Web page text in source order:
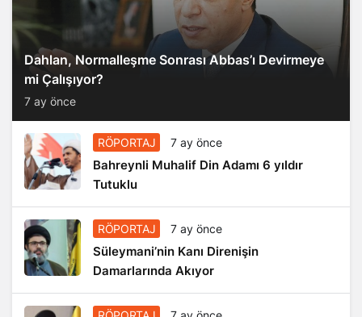
Dahlan, Normalleşme Sonrası Abbas’ı Devirmeye
mi Çalışıyor?
7 ay önce
RÖPORTAJ 7 ay önce
Bahreynli Muhalif Din Adamı 6 yıldır
Tutuklu
RÖPORTAJ 7 ay önce
Süleymani’nin Kanı Direnişin
Damarlarında Akıyor
RÖPORTAJ 7 ay önce